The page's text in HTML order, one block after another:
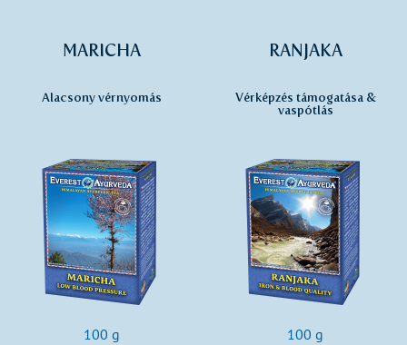
MARICHA
Alacsony vérnyomás
100 g
RANJAKA
Vérképzés támogatása &
vaspótlás
100 g